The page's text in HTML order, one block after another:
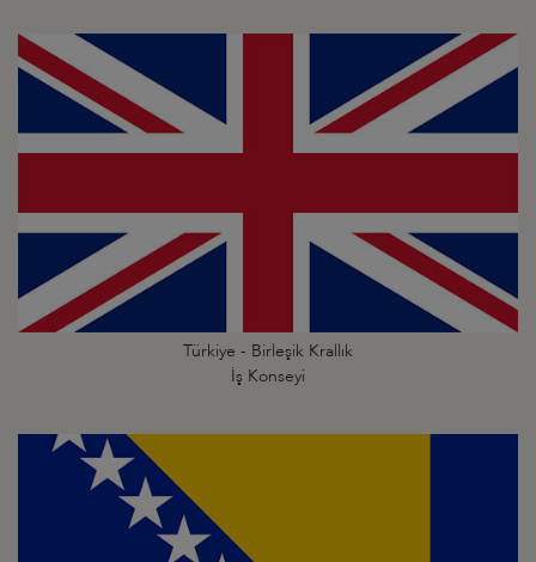
Türkiye - Birleşik Krallık
İş Konseyi